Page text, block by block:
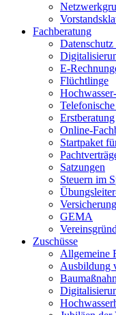
Fachberatung
E-
Flüchtlinge
Erstberatung
Online-
Startpaket
Satzungen
Steuern im
GEMA
Zuschüsse
Allgemeine
Ausbildung